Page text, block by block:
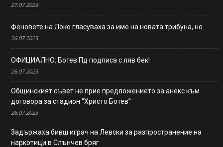
27.07.2023
Феновете на Локо гласуваха за име на новата трибуна, но…
26.07.2023
ОФИЦИАЛНО: Ботев Пд подписа с ляв бек!
26.07.2023
Общинският съвет не прие предложението за анекс към
договора за стадион “Христо Ботев”
26.07.2023
Задържаха бивш играч на Левски за разпространение на
наркотици в Слънчев бряг